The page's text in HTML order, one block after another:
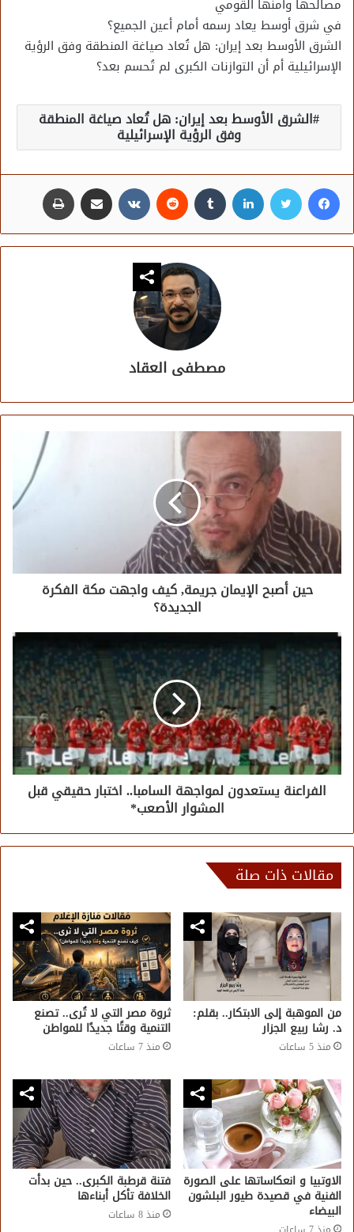
في شرق أوسط يعاد رسمه أمام أعين الجميع؟
الشرق الأوسط بعد إيران: هل تُعاد صياغة المنطقة وفق الرؤية
الإسرائيلية أم أن التوازنات الكبرى لم تُحسم بعد؟
الشرق الأوسط بعد إيران: هل تُعاد صياغة المنطقة
وفق الرؤية الإسرائيلية
فيسبوك تويتر لينكدإن مشاركة عبر البريد
مصطفى العقاد
حين أصبح الإيمان جريمة, كيف واجهت مكة الفكرة
الجديدة؟
الفراعنة يستعدون لمواجهة السامبا.. اختبار حقيقي قبل
المشوار الأصعب*
مقالات ذات صلة
من الموهبة إلى الابتكار.. بقلم:
د. رشا ربيع الجزار
منذ 5 ساعات
​ثروة مصر التي لا تُرى.. تصنع
التنمية وقتًا جديدًا للمواطن
منذ 7 ساعات
الاوتبيا و انعكاساتها على الصورة
الفنية في قصيدة طيور البلشون
البيضاء
فتنة قرطبة الكبرى.. حين بدأت
الخلافة تأكل أبناءها
منذ 8 ساعات